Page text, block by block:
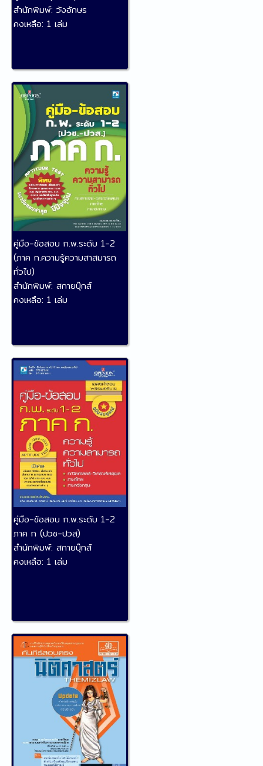
สำนักพิมพ์: วังอักษร
คงเหลือ: 1 เล่ม
คู่มือ-ข้อสอบ ก.พ.ระดับ 1-2
(ภาค ก.ความรู้ความสาสมารถ
ทั่วไป)
สำนักพิมพ์: สกายบุ๊กส์
คงเหลือ: 1 เล่ม
คู่มือ-ข้อสอบ ก.พ.ระดับ 1-2
ภาค ก (ปวช-ปวส)
สำนักพิมพ์: สกายบุ๊กส์
คงเหลือ: 1 เล่ม